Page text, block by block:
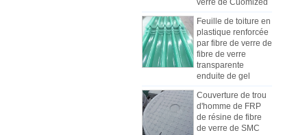
Feuille de toiture en
plastique renforcée
par fibre de verre de
fibre de verre
transparente
enduite de gel
Couverture de trou
d'homme de FRP
de résine de fibre
de verre de SMC
BMC
Comment choisir les panneaux de
carrosserie de camion réfrigéré
En raison du coût, de l'installation et
de la construction, les panneaux
des camions frigorifiques ont été
progressivement fabriqués en
panneaux composites de PRF. Les